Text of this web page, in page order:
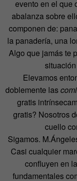
evento en el que
abalanza sobre
componen de:
la panadería, una
Algo que jamás te
Elevamos
doblemente las
gratis
gratis? Nosotros
cuello
Sigamos.
Casi cualquier
confluyen en
fundamentales